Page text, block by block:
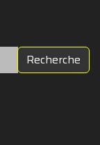
Recherche